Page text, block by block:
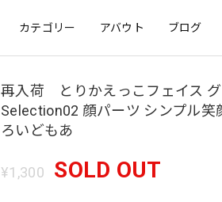
カテゴリー アバウト ブログ
再入荷 とりかえっこフェイス
Selection02 顔パーツ シンプル
ろいどもあ
¥1,300 SOLD OUT